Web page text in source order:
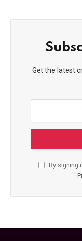
Get the latest
By signing